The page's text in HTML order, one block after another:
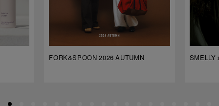
FORK&SPOON 2026 AUTUMN SMELLY